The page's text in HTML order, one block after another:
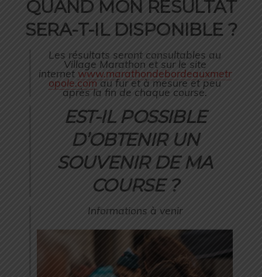
QUAND MON RÉSULTAT
SERA-T-IL DISPONIBLE ?
Les résultats seront consultables au
Village Marathon et sur le site
internet www.marathondebordeauxmetr
opole.comau fur et à mesure et peu
après la fin de chaque course.
EST-IL POSSIBLE
D’OBTENIR UN
SOUVENIR DE MA
COURSE ?
Informations à venir